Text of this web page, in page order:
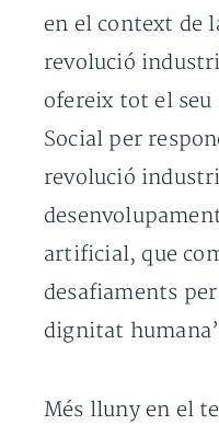
en el context de
revolució
ofereix tot el
Social per
revolució
artificial, que
desafiaments
dignitat
Més lluny en el